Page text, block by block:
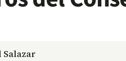
Salazar